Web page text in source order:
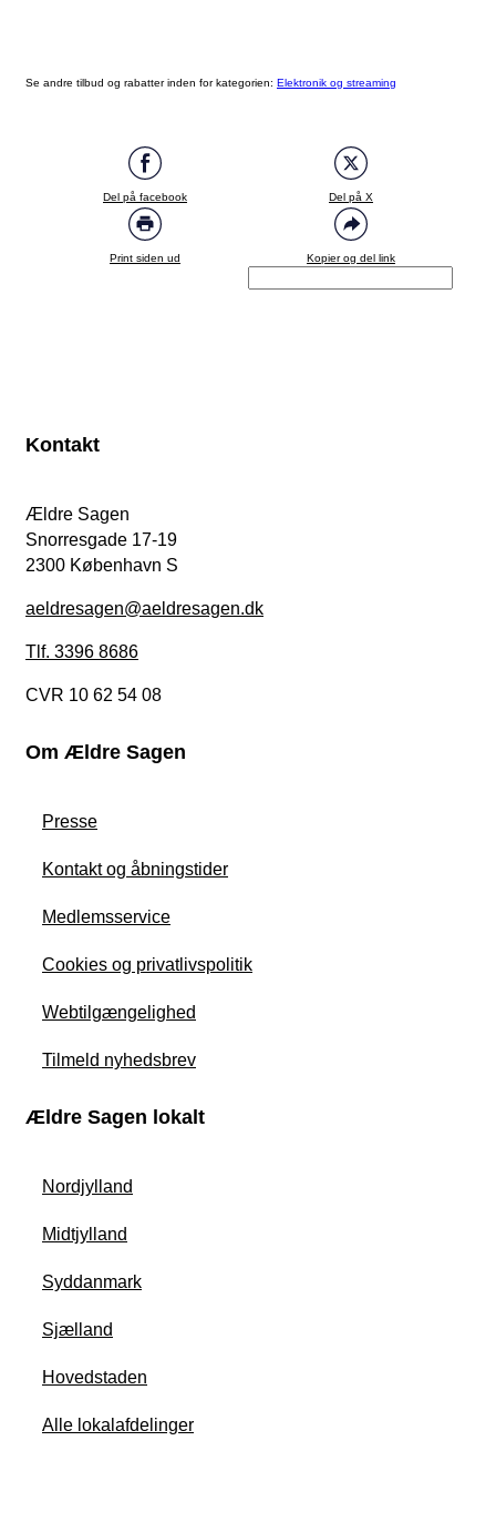
Se andre tilbud og rabatter inden for kategorien: Elektronik og streaming
Del på facebook Del på X
Print siden ud Kopier og del link
Kontakt
Ældre Sagen
Snorresgade 17-19
2300 København S
aeldresagen@aeldresagen.dk
Tlf. 3396 8686
CVR 10 62 54 08
Om Ældre Sagen
Presse
Kontakt og åbningstider
Medlemsservice
Cookies og privatlivspolitik
Webtilgængelighed
Tilmeld nyhedsbrev
Ældre Sagen lokalt
Nordjylland
Midtjylland
Syddanmark
Sjælland
Hovedstaden
Alle lokalafdelinger